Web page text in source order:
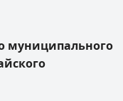
муниципального